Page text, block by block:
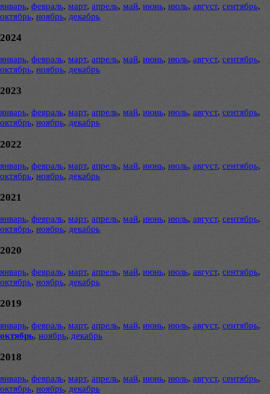
январь, февраль, март, апрель, май, июнь, июль, август, сентябрь,
октябрь, ноябрь, декабрь
2024
январь, февраль, март, апрель, май, июнь, июль, август, сентябрь,
октябрь, ноябрь, декабрь
2023
январь, февраль, март, апрель, май, июнь, июль, август, сентябрь,
октябрь, ноябрь, декабрь
2022
январь, февраль, март, апрель, май, июнь, июль, август, сентябрь,
октябрь, ноябрь, декабрь
2021
январь, февраль, март, апрель, май, июнь, июль, август, сентябрь,
октябрь, ноябрь, декабрь
2020
январь, февраль, март, апрель, май, июнь, июль, август, сентябрь,
октябрь, ноябрь, декабрь
2019
январь, февраль, март, апрель, май, июнь, июль, август, сентябрь,
октябрь, ноябрь, декабрь
2018
январь, февраль, март, апрель, май, июнь, июль, август, сентябрь,
октябрь, ноябрь, декабрь